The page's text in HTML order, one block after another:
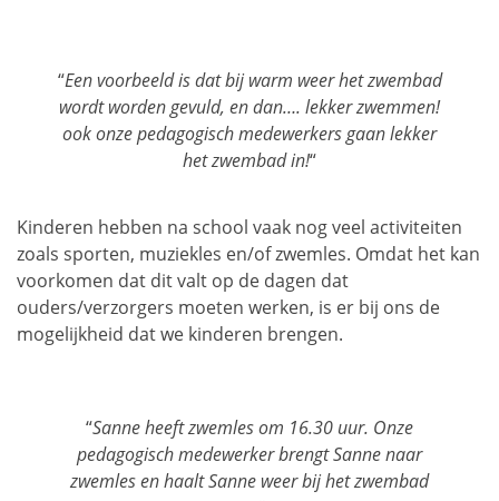
“Een voorbeeld is dat bij warm weer het zwembad
wordt worden gevuld, en dan…. lekker zwemmen!
ook onze pedagogisch medewerkers gaan lekker
het zwembad in!“
Kinderen hebben na school vaak nog veel activiteiten
zoals sporten, muziekles en/of zwemles. Omdat het kan
voorkomen dat dit valt op de dagen dat
ouders/verzorgers moeten werken, is er bij ons de
mogelijkheid dat we kinderen brengen.
“Sanne heeft zwemles om 16.30 uur. Onze
pedagogisch medewerker brengt Sanne naar
zwemles en haalt Sanne weer bij het zwembad